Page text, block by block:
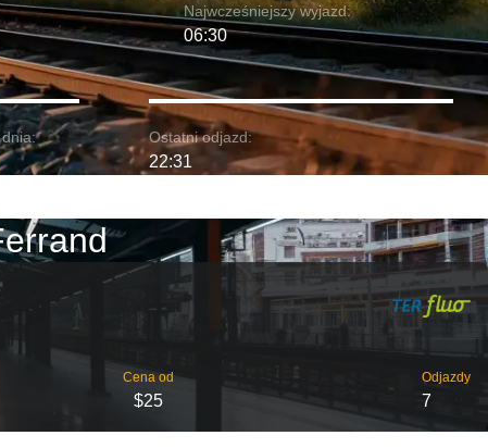
Najwcześniejszy wyjazd:
06:30
Ostatni odjazd:
22:31
Cena od
$25
Odjazdy
7